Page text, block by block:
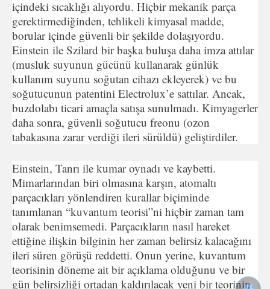
içindeki sıcaklığı alıyordu. Hiçbir mekanik parça
gerektirmediğinden, tehlikeli kimyasal madde,
borular içinde güvenli bir şekilde dolaşıyordu.
Einstein ile Szilard bir başka buluşa daha imza attılar
(musluk suyunun gücünü kullanarak günlük
kullanım suyunu soğutan cihazı ekleyerek) ve bu
soğutucunun patentini Electrolux’e sattılar. Ancak,
buzdolabı ticari amaçla satışa sunulmadı. Kimyagerler
daha sonra, güvenli soğutucu freonu (ozon
tabakasına zarar verdiği ileri sürüldü) geliştirdiler.
Einstein, Tanrı ile kumar oynadı ve kaybetti.
Mimarlarından biri olmasına karşın, atomaltı
parçacıkları yönlendiren kurallar biçiminde
tanımlanan “kuvantum teorisi”ni hiçbir zaman tam
olarak benimsemedi. Parçacıkların nasıl hareket
ettiğine ilişkin bilginin her zaman belirsiz kalacağını
ileri süren görüşü reddetti. Onun yerine, kuvantum
teorisinin döneme ait bir açıklama olduğunu ve bir
gün belirsizliği ortadan kaldırılacak yeni bir teorinin